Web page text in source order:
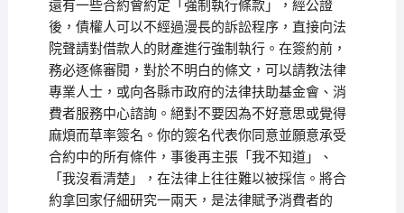
還有一些合約會約定「強制執行條款」，經公證
後，債權人可以不經過漫長的訴訟程序，直接向法
院聲請對借款人的財產進行強制執行。在簽約前，
務必逐條審閱，對於不明白的條文，可以請教法律
專業人士，或向各縣市政府的法律扶助基金會、消
費者服務中心諮詢。絕對不要因為不好意思或覺得
麻煩而草率簽名。你的簽名代表你同意並願意承受
合約中的所有條件，事後再主張「我不知道」、
「我沒看清楚」，在法律上往往難以被採信。將合
約拿回家仔細研究一兩天，是法律賦予消費者的